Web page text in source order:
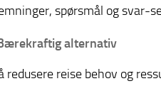
spørsmål og svar-
alternativ
redusere reise behov og